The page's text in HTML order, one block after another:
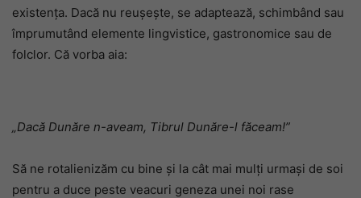
existența. Dacă nu reușește, se adaptează, schimbând sau
împrumutând elemente lingvistice, gastronomice sau de
folclor. Că vorba aia:
„Dacă Dunăre n-aveam, Tibrul Dunăre-l făceam!”
Să ne rotalienizăm cu bine și la cât mai mulți urmași de soi
pentru a duce peste veacuri geneza unei noi rase